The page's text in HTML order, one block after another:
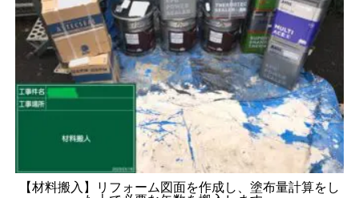
【材料搬入】リフォーム図面を作成し、塗布量計算をし